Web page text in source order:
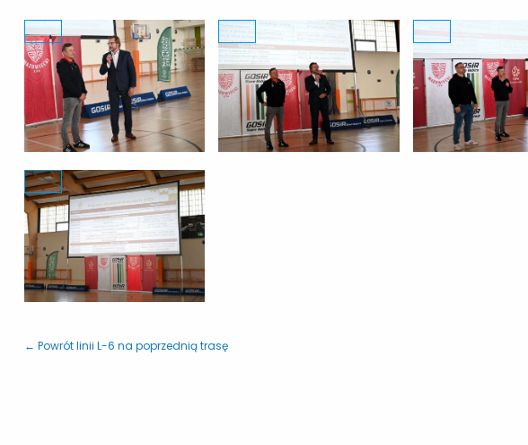
← Powrót linii L-6 na poprzednią trasę